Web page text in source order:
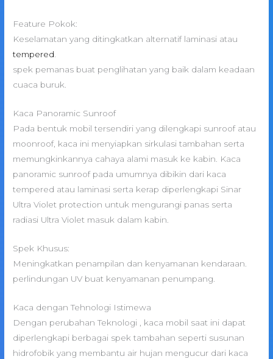
Feature Pokok:
Keselamatan yang ditingkatkan alternatif laminasi atau
tempered
spek pemanas buat penglihatan yang baik dalam keadaan
cuaca buruk.
Kaca Panoramic Sunroof
Pada bentuk mobil tersendiri yang dilengkapi sunroof atau
moonroof, kaca ini menyiapkan sirkulasi tambahan serta
memungkinkannya cahaya alami masuk ke kabin. Kaca
panoramic sunroof pada umumnya dibikin dari kaca
tempered atau laminasi serta kerap diperlengkapi Sinar
Ultra Violet protection untuk mengurangi panas serta
radiasi Ultra Violet masuk dalam kabin.
Spek Khusus:
Meningkatkan penampilan dan kenyamanan kendaraan.
perlindungan UV buat kenyamanan penumpang.
Kaca dengan Tehnologi Istimewa
Dengan perubahan Teknologi , kaca mobil saat ini dapat
diperlengkapi berbagai spek tambahan seperti susunan
hidrofobik yang membantu air hujan mengucur dari kaca